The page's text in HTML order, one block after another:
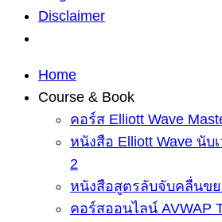
Disclaimer
Home
Course & Book
คอร์ส Elliott Wave
หนังสือ Elliott Wave นับ
2
หนังสือสูตรลับจับคลื่นขย
คอร์สออนไลน์ AVWAP